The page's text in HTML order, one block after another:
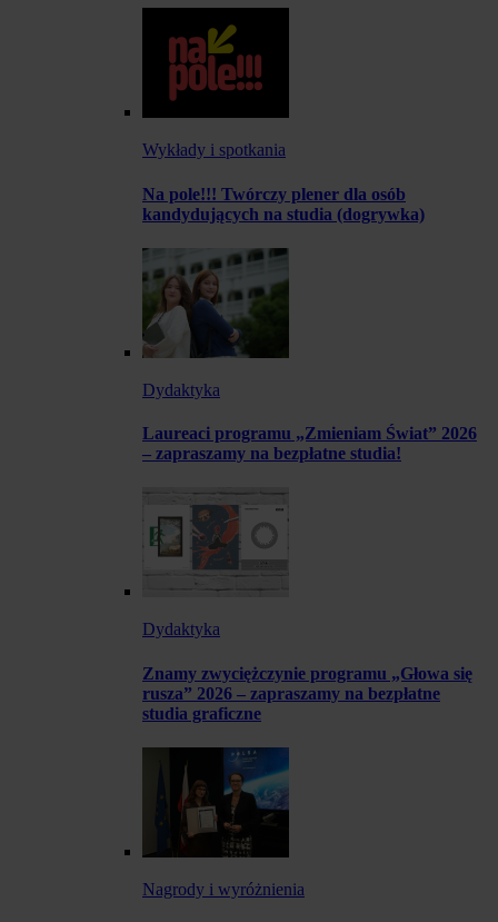
Wykłady i spotkania
Na pole!!! Twórczy plener dla osób
kandydujących na studia (dogrywka)
Dydaktyka
Laureaci programu „Zmieniam Świat” 2026
– zapraszamy na bezpłatne studia!
Dydaktyka
Znamy zwyciężczynie programu „Głowa się
rusza” 2026 – zapraszamy na bezpłatne
studia graficzne
Nagrody i wyróżnienia